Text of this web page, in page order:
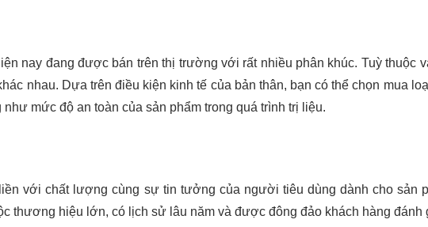
nay đang được bán trên thị trường với rất nhiều phân khúc. Tuỳ thuộc
nhau. Dựa trên điều kiện kinh tế của bản thân, bạn có thể chọn mua
mức độ an toàn của sản phẩm trong quá trình trị liệu.
với chất lượng cùng sự tin tưởng của người tiêu dùng dành cho sản
thương hiệu lớn, có lịch sử lâu năm và được đông đảo khách hàng đánh